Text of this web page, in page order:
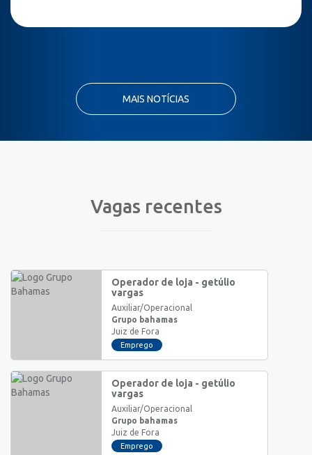
MAIS NOTÍCIAS
Vagas recentes
Operador de loja - getúlio
vargas
Auxiliar/Operacional
Grupo bahamas
Juiz de Fora
Emprego
Operador de loja - getúlio
vargas
Auxiliar/Operacional
Grupo bahamas
Juiz de Fora
Emprego